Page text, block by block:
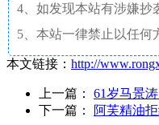
4、如发现本站有涉嫌抄
5、本站一律禁止以任何
本文链接： http://
上一篇： 61岁马景
下一篇：
阿芙精油